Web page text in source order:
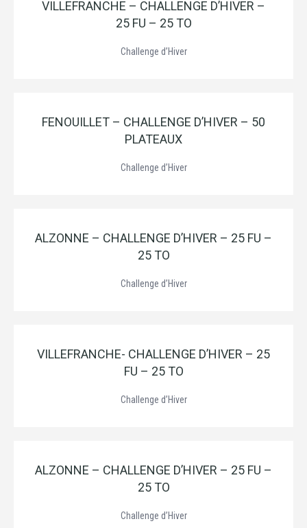
VILLEFRANCHE – CHALLENGE D’HIVER –
25 FU – 25 TO
Challenge d’Hiver
FENOUILLET – CHALLENGE D’HIVER – 50
PLATEAUX
Challenge d’Hiver
ALZONNE – CHALLENGE D’HIVER – 25 FU –
25 TO
Challenge d’Hiver
VILLEFRANCHE- CHALLENGE D’HIVER – 25
FU – 25 TO
Challenge d’Hiver
ALZONNE – CHALLENGE D’HIVER – 25 FU –
25 TO
Challenge d’Hiver